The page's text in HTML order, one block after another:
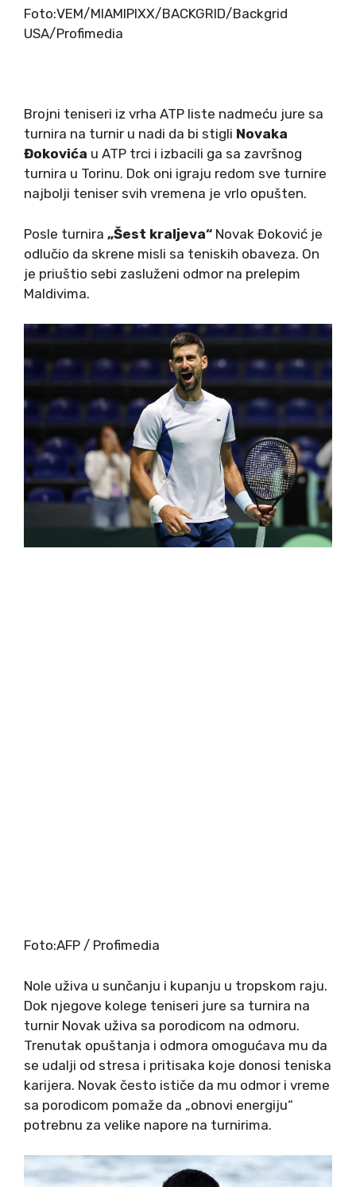
Foto:VEM/MIAMIPIXX/BACKGRID/Backgrid
USA/Profimedia
Brojni teniseri iz vrha ATP liste nadmeću jure sa
turnira na turnir u nadi da bi stigli Novaka
Đokovića u ATP trci i izbacili ga sa završnog
turnira u Torinu. Dok oni igraju redom sve turnire
najbolji teniser svih vremena je vrlo opušten.
Posle turnira „Šest kraljeva“ Novak Đoković je
odlučio da skrene misli sa teniskih obaveza. On
je priuštio sebi zasluženi odmor na prelepim
Maldivima.
Foto:AFP / Profimedia
Nole uživa u sunčanju i kupanju u tropskom raju.
Dok njegove kolege teniseri jure sa turnira na
turnir Novak uživa sa porodicom na odmoru.
Trenutak opuštanja i odmora omogućava mu da
se udalji od stresa i pritisaka koje donosi teniska
karijera. Novak često ističe da mu odmor i vreme
sa porodicom pomaže da „obnovi energiju“
potrebnu za velike napore na turnirima.